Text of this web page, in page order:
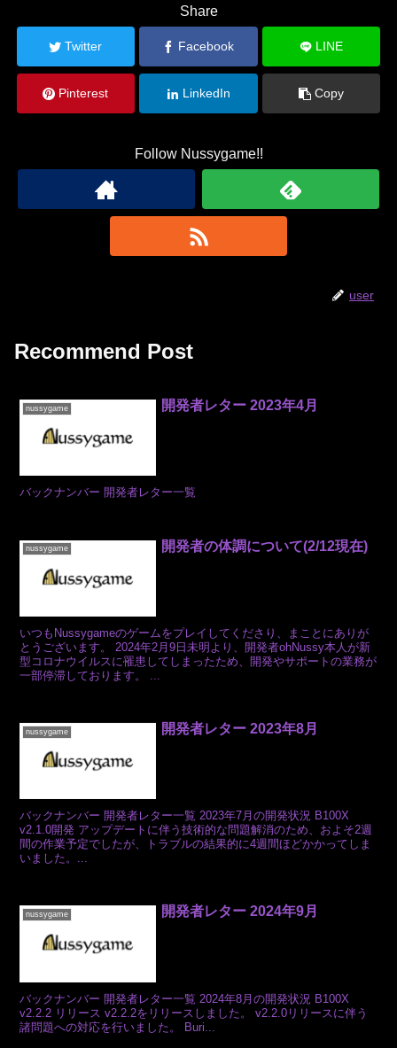
Share
Twitter Facebook LINE
Pinterest LinkedIn Copy
Follow Nussygame!!
user
Recommend Post
nussygame 開発者レター 2023年4月
バックナンバー 開発者レター一覧
nussygame 開発者の体調について(2/12現在)
いつもNussygameのゲームをプレイしてくださり、まことにありが
とうございます。 2024年2月9日未明より、開発者ohNussy本人が新
型コロナウイルスに罹患してしまったため、開発やサポートの業務が
一部停滞しております。 ...
nussygame 開発者レター 2023年8月
バックナンバー 開発者レター一覧 2023年7月の開発状況 B100X
v2.1.0開発 アップデートに伴う技術的な問題解消のため、およそ2週
間の作業予定でしたが、トラブルの結果的に4週間ほどかかってしま
いました。...
nussygame 開発者レター 2024年9月
バックナンバー 開発者レター一覧 2024年8月の開発状況 B100X
v2.2.2 リリース v2.2.2をリリースしました。 v2.2.0リリースに伴う
諸問題への対応を行いました。 Buri...